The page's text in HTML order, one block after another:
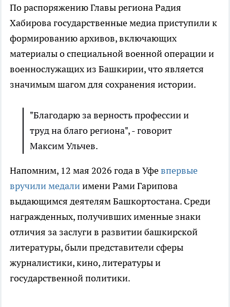
По распоряжению Главы региона Радия
Хабирова государственные медиа приступили к
формированию архивов, включающих
материалы о специальной военной операции и
военнослужащих из Башкирии, что является
значимым шагом для сохранения истории.
"Благодарю за верность профессии и
труд на благо региона", - говорит
Максим Ульчев.
Напомним, 12 мая 2026 года в Уфевпервые
вручили медалиимени Рами Гарипова
выдающимся деятелям Башкортостана. Среди
награжденных, получивших именные знаки
отличия за заслуги в развитии башкирской
литературы, были представители сферы
журналистики, кино, литературы и
государственной политики.